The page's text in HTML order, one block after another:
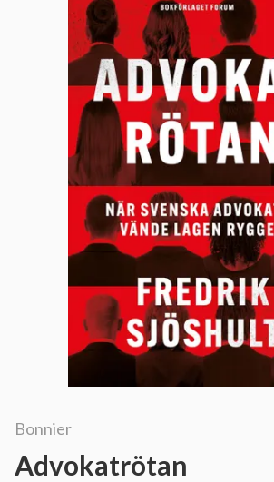
Bonnier
Advokatrötan